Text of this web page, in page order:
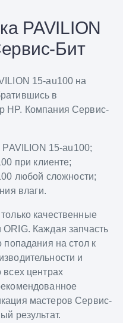
PAVILION
Бит
15-au100 на
в
HP. Компания Сервис-
PAVILION 15-au100;
при клиенте;
любой сложности;
влаги.
качественные
Каждая запчасть
попадания на стол к
и
центрах
мастеров Сервис-
результат.